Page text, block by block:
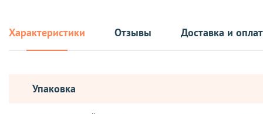
Характеристики Отзывы Доставка и
Упаковка